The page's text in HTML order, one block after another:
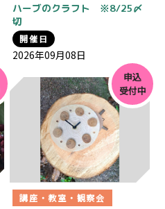
ハーブのクラフト ※8/25〆
切
開催日
2026年09月08日
申込
受付中
講座・教室・観察会